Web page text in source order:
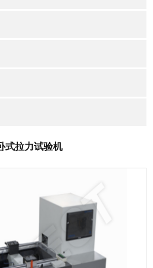
式拉力试验机